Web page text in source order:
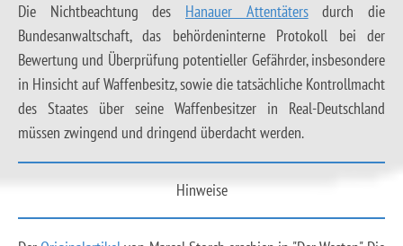
Die Nichtbeachtung des Hanauer Attentätersdurch die
Bundesanwaltschaft, das behördeninterne Protokoll bei der
Bewertung und Überprüfung potentieller Gefährder, insbesondere
in Hinsicht auf Waffenbesitz, sowie die tatsächliche Kontrollmacht
des Staates über seine Waffenbesitzer in Real-Deutschland
müssen zwingend und dringend überdacht werden.
Hinweise